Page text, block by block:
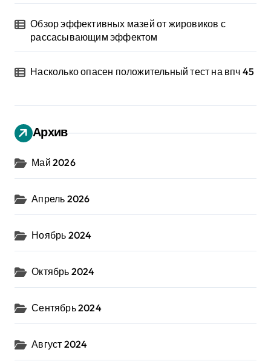
Обзор эффективных мазей от жировиков с
рассасывающим эффектом
Насколько опасен положительный тест на впч 45
Архив
Май 2026
Апрель 2026
Ноябрь 2024
Октябрь 2024
Сентябрь 2024
Август 2024